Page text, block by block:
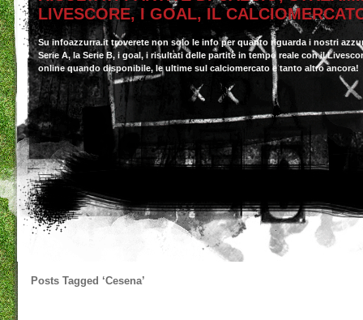
LIVESCORE, I GOAL, IL
Su infoazzurra.it troverete non solo le info per quanto riguarda i nostri
Serie A, la Serie B, i goal, i risultati delle partite in tempo reale con il
online quando disponibile, le ultime sul calciomercato e tanto altro ancora!
Posts Tagged ‘Cesena’